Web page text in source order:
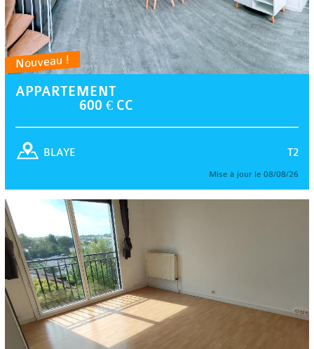
Nouveau !
APPARTEMENT
600 € CC
T2
BLAYE
Mise à jour le 08/08/26